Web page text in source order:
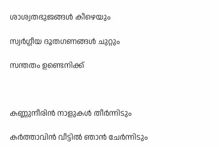
ശാശ്വതഭുജങ്ങൾ കീഴെയും
സ്വർഗ്ഗീയ ദൂതഗണങ്ങൾ ചുറ്റും
സന്തതം ഉണ്ടെനിക്ക്
കണ്ണുനീരിൻ നാളുകൾ തീർന്നിടും
കർത്താവിൻ വീട്ടിൽ ഞാൻ ചേർന്നിടും